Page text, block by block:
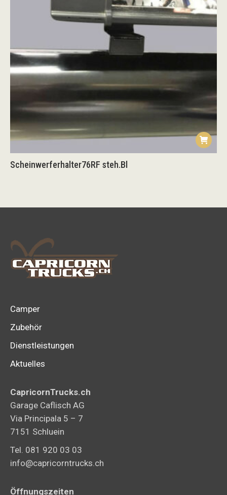
Scheinwerferhalter76RF steh.Bl
Camper
Zubehör
Dienstleistungen
Aktuelles
CapricornTrucks.ch
Garage Caflisch AG
Via Principala 5 – 7
7151 Schluein
Tel. 081 920 03 03
info@capricorntrucks.ch
Öffnungszeiten